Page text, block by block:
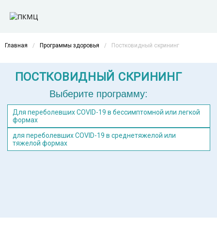
Главная / Программы здоровья / Постковидный скрининг
ПОСТКОВИДНЫЙ СКРИНИНГ
Выберите программу:
Для переболевших COVID-19 в бессимптомной или легкой
формах
для переболевших COVID-19 в среднетяжелой или
тяжелой формах